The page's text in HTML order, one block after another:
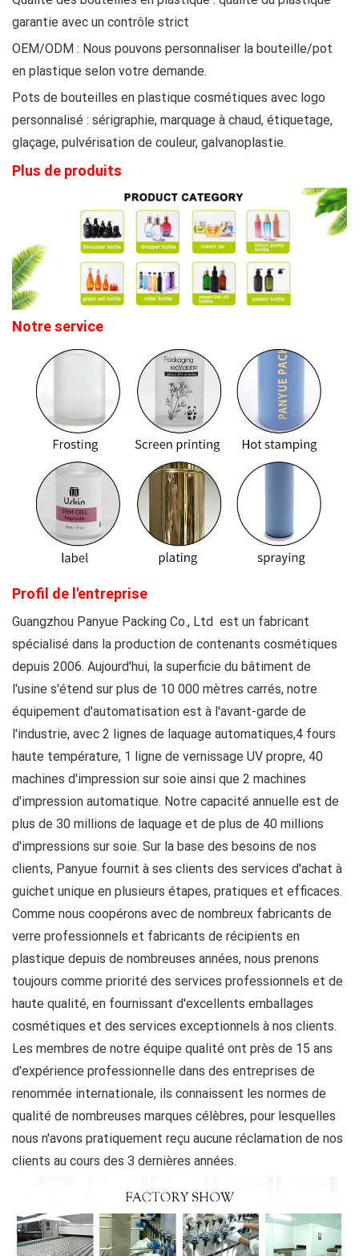
garantie avec un contrôle strict
OEM/ODM : Nous pouvons personnaliser la bouteille/pot
en plastique selon votre demande.
Pots de bouteilles en plastique cosmétiques avec logo
personnalisé : sérigraphie, marquage à chaud, étiquetage,
glaçage, pulvérisation de couleur, galvanoplastie.
Plus de produits
Notre service
Profil de l'entreprise
Guangzhou Panyue Packing Co., Ltd est un fabricant
spécialisé dans la production de contenants cosmétiques
depuis 2006. Aujourd'hui, la superficie du bâtiment de
l'usine s'étend sur plus de 10 000 mètres carrés, notre
équipement d'automatisation est à l'avant-garde de
l'industrie, avec 2 lignes de laquage automatiques,4 fours
haute température, 1 ligne de vernissage UV propre, 40
machines d'impression sur soie ainsi que 2 machines
d'impression automatique. Notre capacité annuelle est de
plus de 30 millions de laquage et de plus de 40 millions
d'impressions sur soie. Sur la base des besoins de nos
clients, Panyue fournit à ses clients des services d'achat à
guichet unique en plusieurs étapes, pratiques et efficaces.
Comme nous coopérons avec de nombreux fabricants de
verre professionnels et fabricants de récipients en
plastique depuis de nombreuses années, nous prenons
toujours comme priorité des services professionnels et de
haute qualité, en fournissant d'excellents emballages
cosmétiques et des services exceptionnels à nos clients.
Les membres de notre équipe qualité ont près de 15 ans
d'expérience professionnelle dans des entreprises de
renommée internationale, ils connaissent les normes de
qualité de nombreuses marques célèbres, pour lesquelles
nous n'avons pratiquement reçu aucune réclamation de nos
clients au cours des 3 dernières années.